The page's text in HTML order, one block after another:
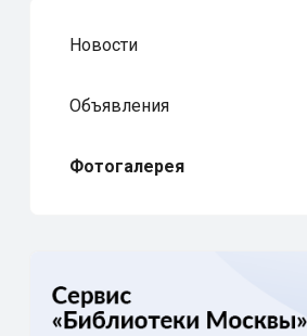
Новости
Объявления
Фотогалерея